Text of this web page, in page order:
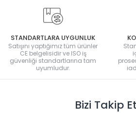
STANDARTLARA UYGUNLUK
Satışını yaptığımız tüm ürünler
CE belgelisidir ve ISO iş
güvenliği standartlarına tam
uyumludur.
Bizi Takip